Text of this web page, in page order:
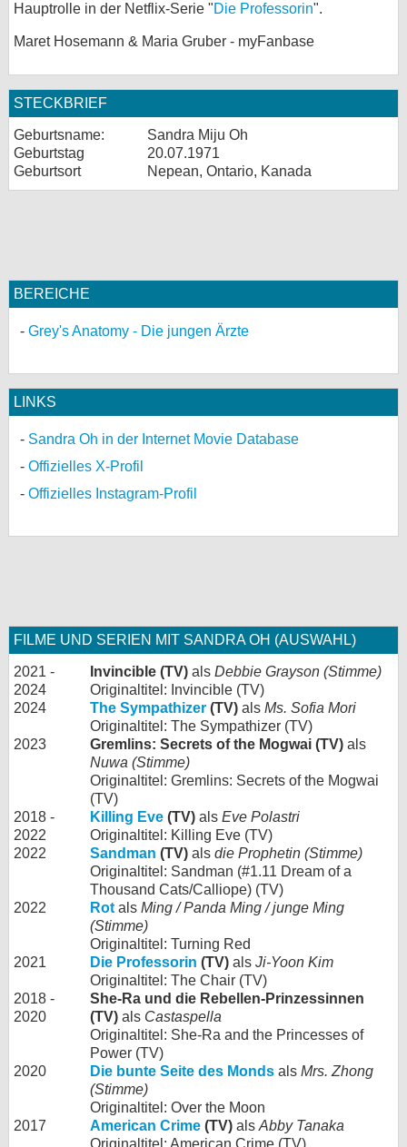
Hauptrolle in der Netflix-Serie "Die Professorin".
Maret Hosemann & Maria Gruber - myFanbase
STECKBRIEF
Geburtsname:
Sandra Miju Oh
Geburtstag
20.07.1971
Geburtsort
Nepean, Ontario, Kanada
BEREICHE
Grey's Anatomy - Die jungen Ärzte
LINKS
Sandra Oh in der Internet Movie Database
Offizielles X-Profil
Offizielles Instagram-Profil
FILME UND SERIEN MIT SANDRA OH (AUSWAHL)
2021 -
2024
Invincible (TV) als Debbie Grayson (Stimme)
Originaltitel: Invincible (TV)
2024
The Sympathizer (TV) als Ms. Sofia Mori
Originaltitel: The Sympathizer (TV)
2023
Gremlins: Secrets of the Mogwai (TV) als
Nuwa (Stimme)
Originaltitel: Gremlins: Secrets of the Mogwai
(TV)
2018 -
2022
Killing Eve (TV) als Eve Polastri
Originaltitel: Killing Eve (TV)
2022
Sandman (TV) als die Prophetin (Stimme)
Originaltitel: Sandman (#1.11 Dream of a
Thousand Cats/Calliope) (TV)
2022
Rot als Ming / Panda Ming / junge Ming
(Stimme)
Originaltitel: Turning Red
2021
Die Professorin (TV) als Ji-Yoon Kim
Originaltitel: The Chair (TV)
2018 -
2020
She-Ra und die Rebellen-Prinzessinnen
(TV) als Castaspella
Originaltitel: She-Ra and the Princesses of
Power (TV)
2020
Die bunte Seite des Monds als Mrs. Zhong
(Stimme)
Originaltitel: Over the Moon
2017
American Crime (TV) als Abby Tanaka
Originaltitel: American Crime (TV)